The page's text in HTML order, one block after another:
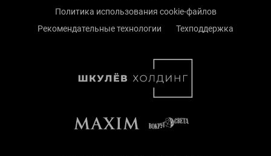
Политика использования cookie-файлов
Рекомендательные технологии
Техподдержка